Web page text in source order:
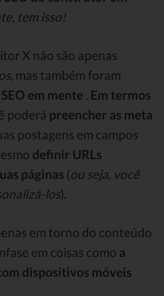
tem isso!
X não são apenas
, mas também foram
em mente . Em termos
poderá preencher as meta
postagens em campos
definir URLs
páginas (ou seja, você
los).
em torno do conteúdo
em coisas como a
dispositivos móveis